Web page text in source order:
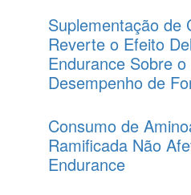
Suplementação de
Reverte o Efeito
Endurance Sobre
Desempenho de
Consumo de
Ramificada Não
Endurance